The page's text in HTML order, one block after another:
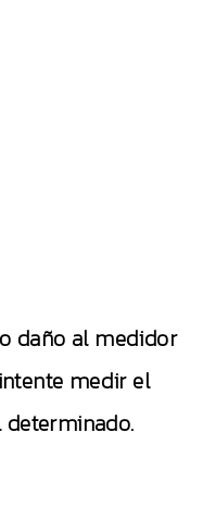
daño al medidor
medir el